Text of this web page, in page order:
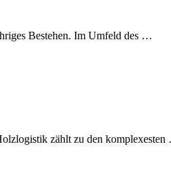
Bestehen. Im Umfeld des …
zählt zu den